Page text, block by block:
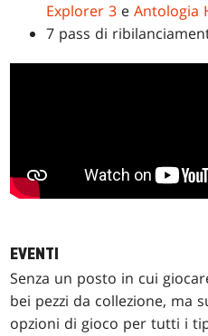
Explorer 3 eAntologia
7 pass di
EVENTI
Senza un posto in cui
bei pezzi da collezione, ma
opzioni di gioco per tutti i